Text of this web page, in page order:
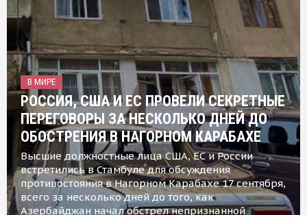
В МИРЕ
РОССИЯ, США И ЕС ПРОВЕЛИ СЕКРЕТНЫЕ
ПЕРЕГОВОРЫ ЗА НЕСКОЛЬКО ДНЕЙ ДО
ОБОСТРЕНИЯ В НАГОРНОМ КАРАБАХЕ
Высшие должностные лица США, ЕС и России
встретились в Стамбуле для обсуждения
противостояния в Нагорном Карабахе 17 сентября,
всего за несколько дней до того, как
Азербайджан начал обстрел непризнанной